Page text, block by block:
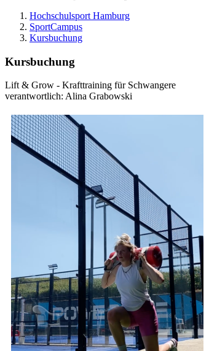
Hochschulsport Hamburg
SportCampus
Kursbuchung
Kursbuchung
Lift & Grow - Krafttraining für Schwangere
verantwortlich: Alina Grabowski